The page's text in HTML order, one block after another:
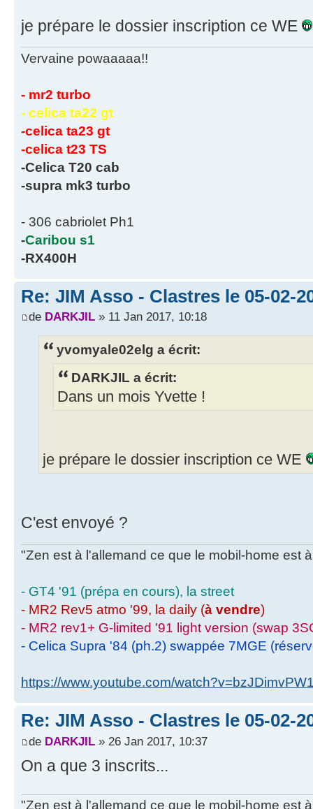
je prépare le dossier inscription ce WE
Vervaine powaaaaa!!
- mr2 turbo
- celica ta22 gt
-celica ta23 gt
-celica t23 TS
-Celica T20 cab
-supra mk3 turbo
- 306 cabriolet Ph1
-Caribou s1
-RX400H
Re: JIM Asso - Clastres le 05-02-
de DARKJIL » 11 Jan 2017, 10:18
yvomyale02elg a écrit:
DARKJIL a écrit:
Dans un mois Yvette !
je prépare le dossier inscription ce WE
C'est envoyé ?
"Zen est à l'allemand ce que le mobil-home est
- GT4 '91 (prépa en cours), la street
- MR2 Rev5 atmo '99, la daily (à vendre)
- MR2 rev1+ G-limited '91 light version (swap
- Celica Supra '84 (ph.2) swappée 7MGE
https://www.youtube.com/
Re: JIM Asso - Clastres le 05-02-
de DARKJIL » 26 Jan 2017, 10:37
On a que 3 inscrits...
"Zen est à l'allemand ce que le mobil-home est